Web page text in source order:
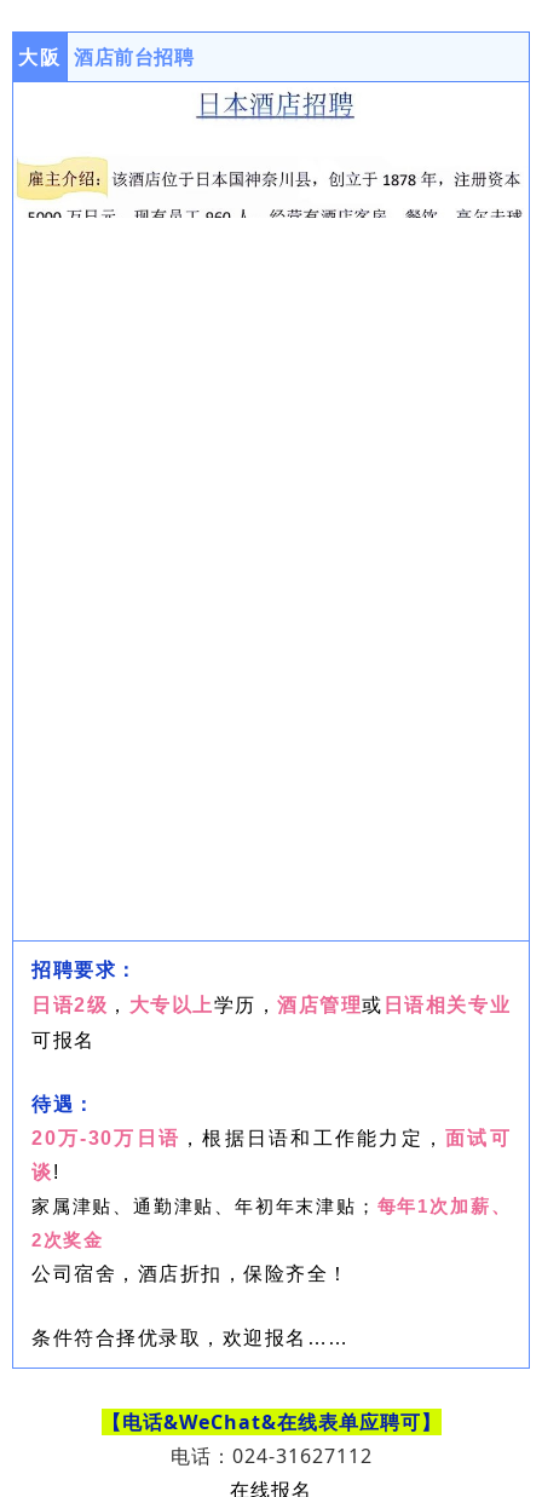
大阪 酒店前台招聘
招聘要求：
日语2级 ， 大专以上学历，酒店管理或 日语相关专业
可报名
待遇：
20万-30万日语 ，根据日语和工作能力定， 面试可
谈!
家属津贴、通勤津贴、年初年末津贴； 每年1次加薪、
2次奖金
公司宿舍，酒店折扣，保险齐全！
条件符合择优录取，欢迎报名……
【电话&WeChat&在线表单应聘可】
电话：024-31627112
在线报名